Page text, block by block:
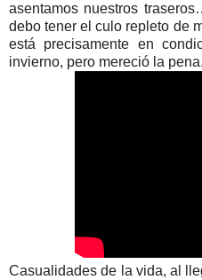
asentamos nuestros
debo tener el culo repleto de
está precisamente en
invierno, pero mereció la pena.
Casualidades de la vida, al